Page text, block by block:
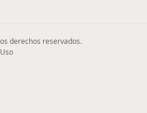
derechos reservados.